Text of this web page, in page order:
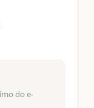
do e-